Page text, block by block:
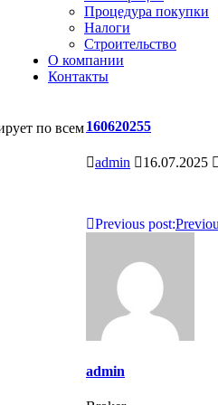
Процедура покупки
Налоги
Строительство
О компании
Контакты
160620255
admin 16.07.2025
Навигация
записям
Previous post:
admin
по всем